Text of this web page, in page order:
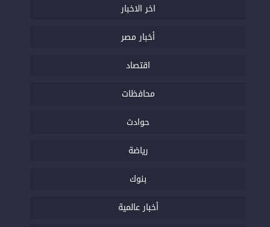
اخر الاخبار
أخبار مصر
اقتصاد
محافظات
حوادث
رياضة
بنوك
أخبار عالمية